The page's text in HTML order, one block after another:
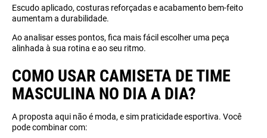
Escudo aplicado, costuras reforçadas e acabamento bem-feito
aumentam a durabilidade.
Ao analisar esses pontos, fica mais fácil escolher uma peça
alinhada à sua rotina e ao seu ritmo.
COMO USAR CAMISETA DE TIME
MASCULINA NO DIA A DIA?
A proposta aqui não é moda, e sim praticidade esportiva. Você
pode combinar com: